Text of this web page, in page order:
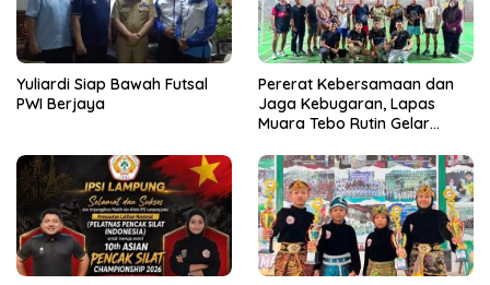
Yuliardi Siap Bawah Futsal
PWI Berjaya
Pererat Kebersamaan dan
Jaga Kebugaran, Lapas
Muara Tebo Rutin Gelar